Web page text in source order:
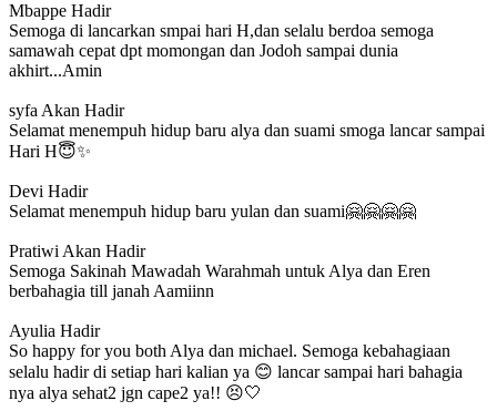
Mbappe Hadir
Semoga di lancarkan smpai hari H,dan selalu berdoa semoga
samawah cepat dpt momongan dan Jodoh sampai dunia
akhirt...Amin
syfa Akan Hadir
Selamat menempuh hidup baru alya dan suami smoga lancar sampai
Hari H😇✨
Devi Hadir
Selamat menempuh hidup baru yulan dan suami🤗🤗🤗🤗
Pratiwi Akan Hadir
Semoga Sakinah Mawadah Warahmah untuk Alya dan Eren
berbahagia till janah Aamiinn
Ayulia Hadir
So happy for you both Alya dan michael. Semoga kebahagiaan
selalu hadir di setiap hari kalian ya 😊 lancar sampai hari bahagia
nya alya sehat2 jgn cape2 ya!! 😣🤍